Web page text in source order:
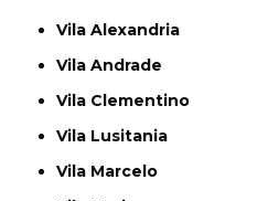
Vila Alexandria
Vila Andrade
Vila Clementino
Vila Lusitania
Vila Marcelo